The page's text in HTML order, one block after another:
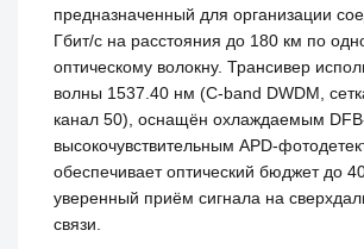
предназначенный для организации
Гбит/с на расстояния до 180 км по
оптическому волокну. Трансивер
волны 1537.40 нм (C-band DWDM,
канал 50), оснащён охлаждаемым
высокочувствительным APD-
обеспечивает оптический бюджет до
уверенный приём сигнала на
связи.